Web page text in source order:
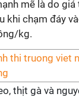
mẽ là do
khi chạm đáy
kg.
thịt gà và